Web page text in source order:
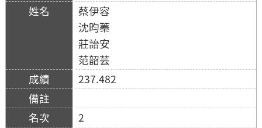
蔡伊容
沈昀蓁
莊詒安
范韶芸
237.482
2